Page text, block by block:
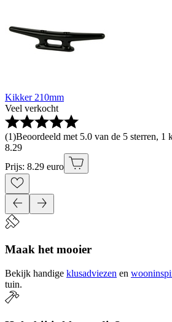
Kikker 210mm
Veel verkocht
(1)Beoordeeld met 5.0 van de 5 sterren, 1
8.29
Prijs: 8.29 euro
Maak het mooier
Bekijk handige klusadviezen en
tuin.